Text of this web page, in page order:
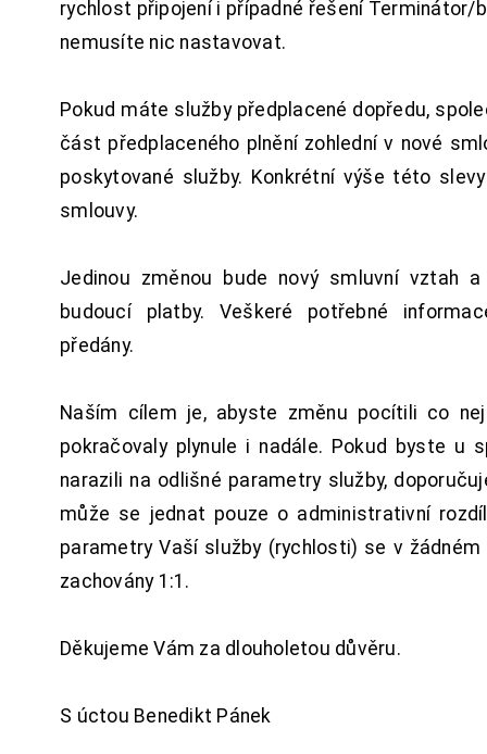
rychlost připojení i případné řešení Terminátor/
nemusíte nic nastavovat.
Pokud máte služby předplacené dopředu,
část předplaceného plnění zohlední v nové
poskytované služby. Konkrétní výše této
smlouvy.
Jedinou změnou bude nový smluvní vztah
budoucí platby. Veškeré potřebné
předány.
Naším cílem je, abyste změnu pocítili co
pokračovaly plynule i nadále. Pokud byste u
narazili na odlišné parametry služby,
může se jednat pouze o administrativní
parametry Vaší služby (rychlosti) se v
zachovány 1:1.
Děkujeme Vám za dlouholetou důvěru.
S úctou Benedikt Pánek